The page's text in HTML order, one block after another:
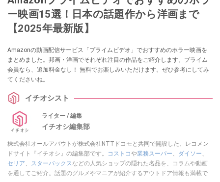
ー映画15選！日本の話題作から洋画まで
【2025年最新版】
Amazonの動画配信サービス「プライムビデオ」でおすすめのホラー映画を
まとめました。邦画・洋画でそれぞれ注目の作品をご紹介します。プライム
会員なら、追加料金なし！ 無料でお楽しみいただけます。ぜひ参考にしてみ
てくださいね。
イチオシスト
ライター / 編集
イチオシ編集部
株式会社オールアバウトが株式会社NTTドコモと共同で開設した、レコメン
ドサイト『イチオシ』の編集部です。
コストコや業務スーパー、 ダイソー、
セリア、 スターバックスなどの人気ショップの隠れた名品を、コラムや動画
を通してご紹介。話題のグルメやマニアが紹介するアウトドア情報も満載で